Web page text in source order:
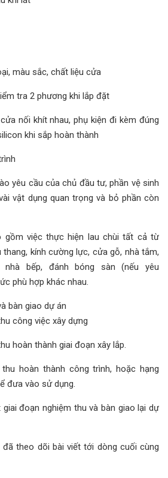
màu sắc, chất liệu cửa
tra 2 phương khi lắp đặt
nối khít nhau, phụ kiện đi kèm đúng
khi sắp hoàn thành
yêu cầu của chủ đầu tư, phần vệ sinh
vật dụng quan trọng và bỏ phần còn
gồm việc thực hiện lau chùi tất cả từ
kính cường lực, cửa gỗ, nhà tắm,
bếp, đánh bóng sàn (nếu yêu
phù hợp khác nhau.
bàn giao dự án
công việc xây dựng
hoàn thành giai đoạn xây lắp.
hoàn thành công trình, hoặc hạng
đưa vào sử dụng.
đoạn nghiệm thu và bàn giao lại dự
theo dõi bài viết tới dòng cuối cùng